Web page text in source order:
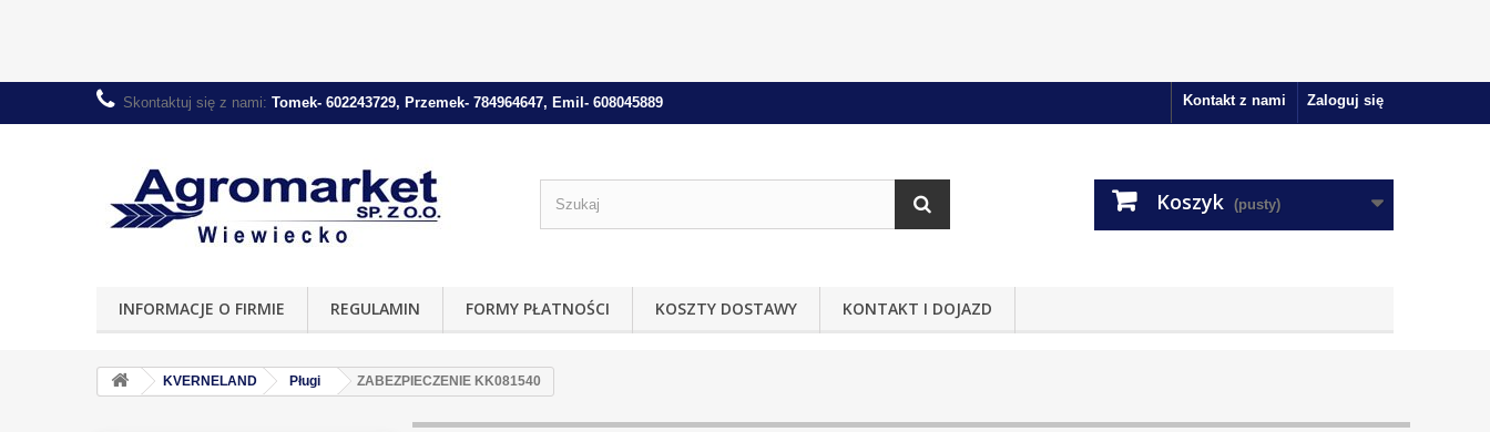
Zaloguj się
Kontakt z nami
Skontaktuj się z nami: Tomek- 602243729, Przemek- 784964647, Emil- 608045889
Koszyk (pusty)
INFORMACJE O FIRMIE REGULAMIN FORMY PŁATNOŚCI KOSZTY DOSTAWY KONTAKT I DOJAZD
KVERNELAND Pługi ZABEZPIECZENIE KK081540